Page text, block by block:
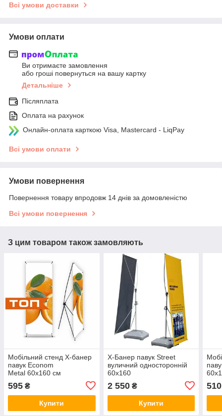
Всі умови доставки
Умови оплати
Ви отримаєте замовлення
або гроші повернуться на вашу картку
Детальніше
Післяплата
Оплата на рахунок
Онлайн-оплата карткою Visa, Mastercard - LiqPay
Всі умови оплати
Умови повернення
Повернення товару впродовж 14 днів за домовленістю
Всі умови повернення
З цим товаром також замовляють
Мобільний стенд X-банер
павук Econom
Metal 60x160 см
595 ₴
Купити
X-Банер павук Street
вуличний односторонній
60х160
2 550₴
Купити
510